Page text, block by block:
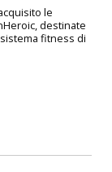
le
destinate
fitness di